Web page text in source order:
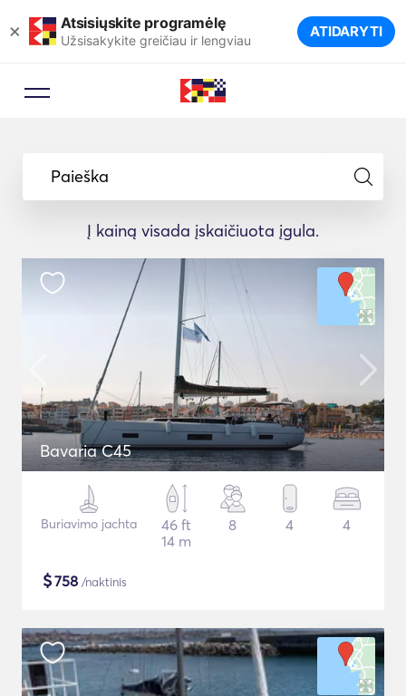
× Atsisiųskite programėlę
Užsisakykite greičiau ir lengviau ATIDARYTI
Paieška
Į kainą visada įskaičiuota įgula.
Bavaria C45
Buriavimo jachta
46 ft
14 m
8 4 4
$758 /naktinis